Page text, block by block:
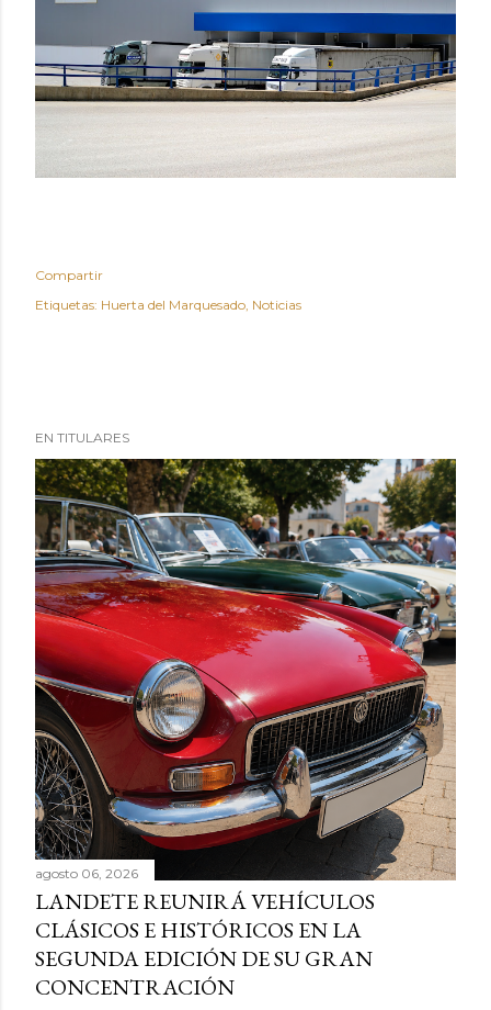
Compartir
Etiquetas: Huerta del Marquesado Noticias
EN TITULARES
agosto 06, 2026
LANDETE REUNIRÁ VEHÍCULOS
CLÁSICOS E HISTÓRICOS EN LA
SEGUNDA EDICIÓN DE SU GRAN
CONCENTRACIÓN